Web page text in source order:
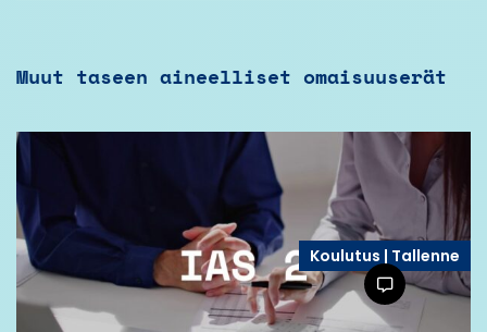
Muut taseen aineelliset omaisuuserät
Koulutus | Tallenne